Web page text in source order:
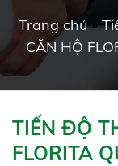
Trang chủ»
CĂN HỘ
TIẾN ĐỘ
FLORITA